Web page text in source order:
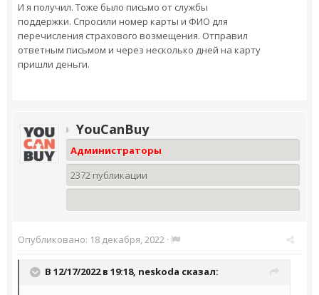
И я получил. Тоже было письмо от службы
поддержки. Спросили номер карты и ФИО для
перечисления страхового возмещения. Отправил
ответным письмом и через несколько дней на карту
пришли деньги.
YouCanBuy
Администраторы
2372 публикации
Опубликовано: 18 декабря, 2022 ·
В 12/17/2022 в 19:18, neskoda сказал: